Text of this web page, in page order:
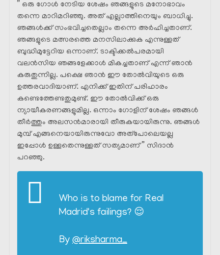
” ഒരു ഗോൾ നേടിയ ശേഷം ഞങ്ങളുടെ മനോഭാവം
തന്നെ മാറിമറിഞ്ഞു. അത് എല്ലാത്തിനെയും ബാധിച്ചു.
ഞങ്ങൾക്ക്‌ സംഭവിച്ചതെല്ലാം തന്നെ അർഹിച്ചതാണ്.
ഞങ്ങളുടെ മത്സരത്തെ മനസിലാക്കുക എന്നുള്ളത്
ബുദ്ധിമുട്ടേറിയ ഒന്നാണ്. ടാക്ടിക്കൽപരമായി
വലൻസിയ ഞങ്ങളേക്കാൾ മികച്ചതാണ് എന്ന് ഞാൻ
കരുതുന്നില്ല. പക്ഷെ ഞാൻ ഈ തോൽവിയുടെ ഒരു
ഉത്തരവാദിയാണ്. എനിക്ക് ഇതിന് പരിഹാരം
കണ്ടെത്തേണ്ടതുമുണ്ട്. ഈ തോൽവിക്ക്‌ ഒരു
ന്യായീകരണങ്ങളുമില്ല. ഒന്നാം ഗോളിന് ശേഷം ഞങ്ങൾ
തീർത്തും അലസൻമാരായി തീരുകയായിരുന്നു. ഞങ്ങൾ
മുമ്പ് എങ്ങനെയായിരുന്നുവോ അത്പോലെയല്ല
ഇപ്പോൾ ഉള്ളതെന്നുള്ളത് സത്യമാണ് ” സിദാൻ
പറഞ്ഞു.
Who is to blame for Real
Madrid's failings? 😌
By @riksharma_